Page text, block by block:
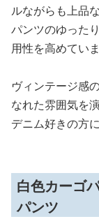
ルながらも上品
パンツのゆった
用性を高めていま
ヴィンテージ感
なれた雰囲気を
デニム好きの方
白色カーゴ
パンツ